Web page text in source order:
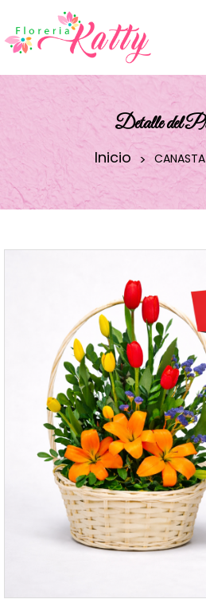
Detalle del
Inicio CANASTA